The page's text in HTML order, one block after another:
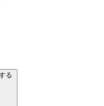
る